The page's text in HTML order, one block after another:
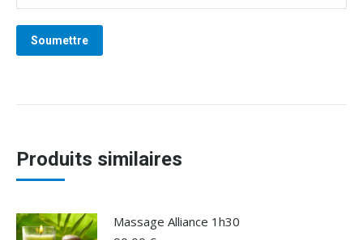
Produits similaires
Massage Alliance 1h30